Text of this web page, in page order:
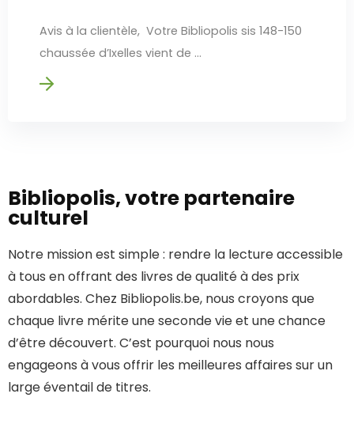
Avis à la clientèle, Votre Bibliopolis sis 148-150
chaussée d’Ixelles vient de ...
Bibliopolis, votre partenaire
culturel
Notre mission est simple : rendre la lecture accessible
à tous en offrant des livres de qualité à des prix
abordables. Chez Bibliopolis.be, nous croyons que
chaque livre mérite une seconde vie et une chance
d’être découvert. C’est pourquoi nous nous
engageons à vous offrir les meilleures affaires sur un
large éventail de titres.